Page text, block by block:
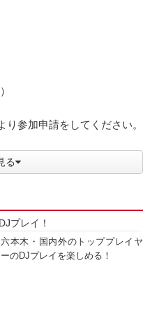
参加申請をしてください。
る
DJプレイ！
六本木・国内外のトッププレイヤ
ーのDJプレイを楽しめる！